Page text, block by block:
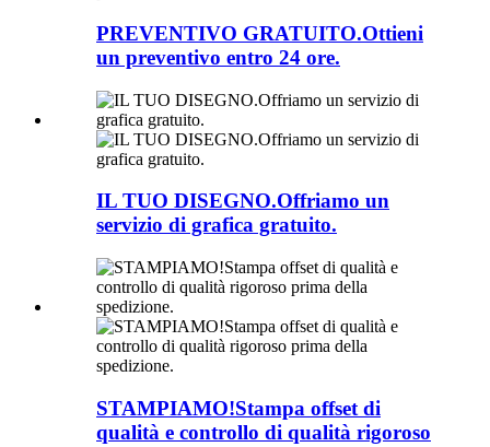
PREVENTIVO GRATUITO.Ottieni
un preventivo entro 24 ore.
IL TUO DISEGNO.Offriamo un
servizio di grafica gratuito.
STAMPIAMO!Stampa offset di
qualità e controllo di qualità rigoroso